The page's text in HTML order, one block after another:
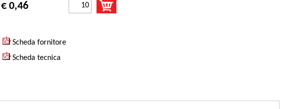
€ 0,46
Scheda fornitore
Scheda tecnica